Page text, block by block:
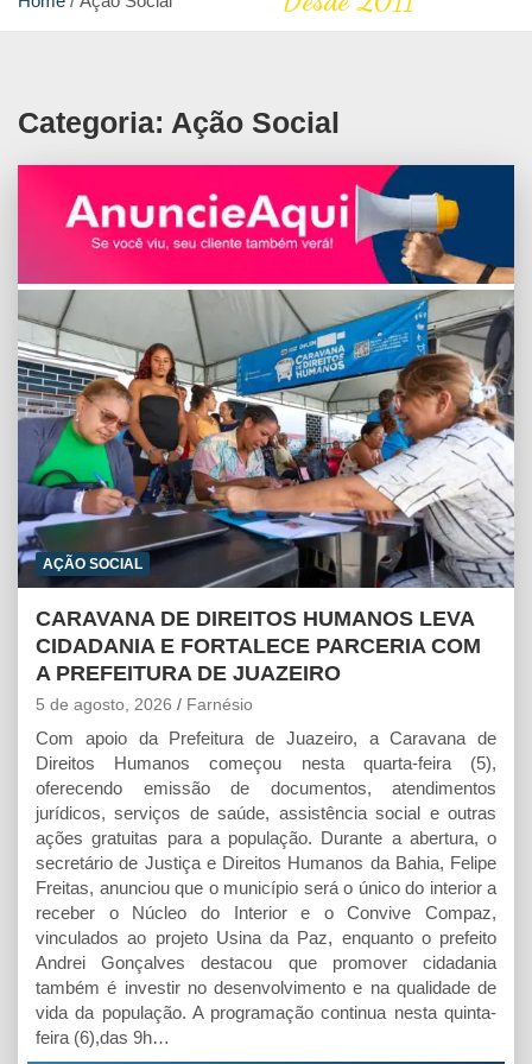
Categoria: Ação Social
AÇÃO SOCIAL
CARAVANA DE DIREITOS HUMANOS LEVA
CIDADANIA E FORTALECE PARCERIA COM
A PREFEITURA DE JUAZEIRO
5 de agosto, 2026 Farnésio
Com apoio da Prefeitura de Juazeiro, a Caravana de
Direitos Humanos começou nesta quarta-feira (5),
oferecendo emissão de documentos, atendimentos
jurídicos, serviços de saúde, assistência social e outras
ações gratuitas para a população. Durante a abertura, o
secretário de Justiça e Direitos Humanos da Bahia, Felipe
Freitas, anunciou que o município será o único do interior a
receber o Núcleo do Interior e o Convive Compaz,
vinculados ao projeto Usina da Paz, enquanto o prefeito
Andrei Gonçalves destacou que promover cidadania
também é investir no desenvolvimento e na qualidade de
vida da população. A programação continua nesta quinta-
feira (6),das 9h…